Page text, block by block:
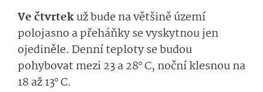
Ve čtvrtekuž bude na většině území
polojasno a přeháňky se vyskytnou jen
ojediněle. Denní teploty se budou
pohybovat mezi 23 a 28° C, noční klesnou na
18 až 13° C.